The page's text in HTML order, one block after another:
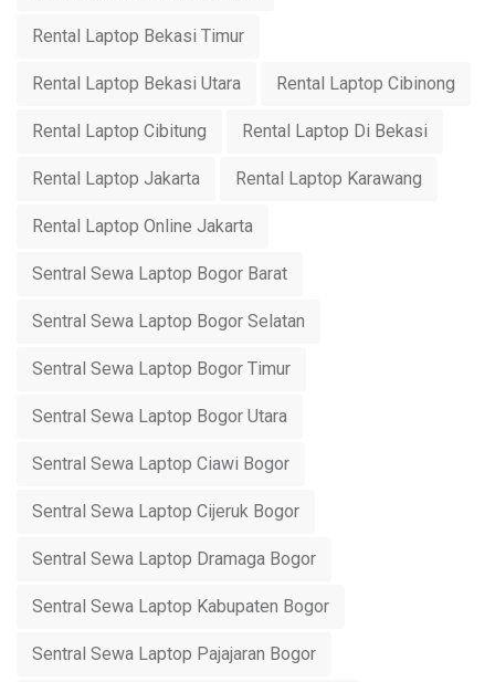
Rental Laptop Bekasi Timur
Rental Laptop Bekasi Utara Rental Laptop Cibinong
Rental Laptop Cibitung Rental Laptop Di Bekasi
Rental Laptop Jakarta Rental Laptop Karawang
Rental Laptop Online Jakarta
Sentral Sewa Laptop Bogor Barat
Sentral Sewa Laptop Bogor Selatan
Sentral Sewa Laptop Bogor Timur
Sentral Sewa Laptop Bogor Utara
Sentral Sewa Laptop Ciawi Bogor
Sentral Sewa Laptop Cijeruk Bogor
Sentral Sewa Laptop Dramaga Bogor
Sentral Sewa Laptop Kabupaten Bogor
Sentral Sewa Laptop Pajajaran Bogor